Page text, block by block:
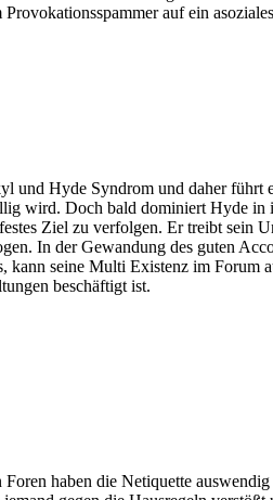
auf ein
und Hyde Syndrom und daher
wird. Doch bald dominiert Hyde
Ziel zu verfolgen. Er treibt sein
In der Gewandung des guten
seine Multi Existenz im Forum
beschäftigt ist.
haben die Netiquette